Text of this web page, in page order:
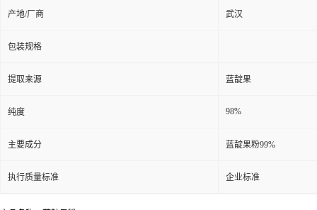
产地/厂商 武汉
包装规格
提取来源 蓝靛果
纯度 98%
主要成分 蓝靛果粉99%
执行质量标准 企业标准